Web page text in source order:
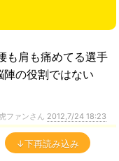
も肩も痛めてる選手
の役割ではない
ファンさん 2012,7/24 18:23
↓下再読み込み